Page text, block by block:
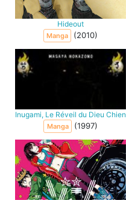
Hideout
Manga (2010)
Inugami, Le Réveil du Dieu Chien
Manga (1997)